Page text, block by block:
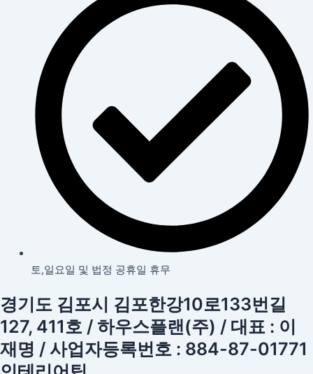
토,일요일 및 법정 공휴일 휴무
경기도 김포시 김포한강10로133번길
127, 411호 / 하우스플랜(주) / 대표 : 이
재명 / 사업자등록번호 : 884-87-01771